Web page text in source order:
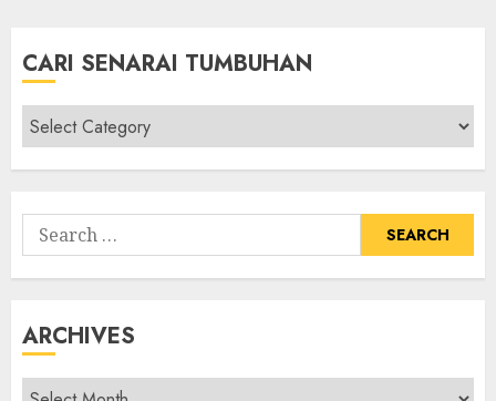
CARI SENARAI TUMBUHAN
Cari
Senarai
Tumbuhan
Search
for:
ARCHIVES
Archives